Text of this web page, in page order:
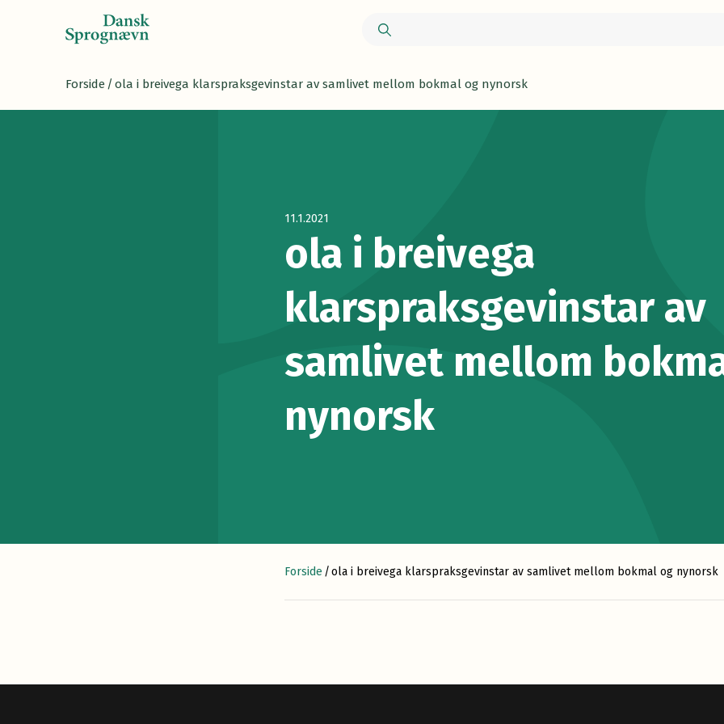
Forside / ola i breivega klarspraksgevinstar av samlivet mellom bokmal og nynorsk
11.1.2021
ola i breivega
klarspraksgevinstar av
samlivet mellom
nynorsk
Forside /ola i breivega klarspraksgevinstar av samlivet mellom bokmal og nynorsk